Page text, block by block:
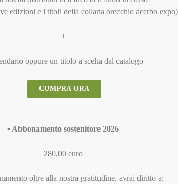
edizioni e i titoli della collana orecchio acerbo expo)
+
oppure un titolo a scelta dal catalogo
COMPRA ORA
• Abbonamento sostenitore 2026
280,00 euro
oltre alla nostra gratitudine, avrai diritto a: